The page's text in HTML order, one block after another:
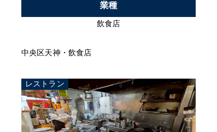
業種
飲食店
中央区天神・飲食店
レストラン